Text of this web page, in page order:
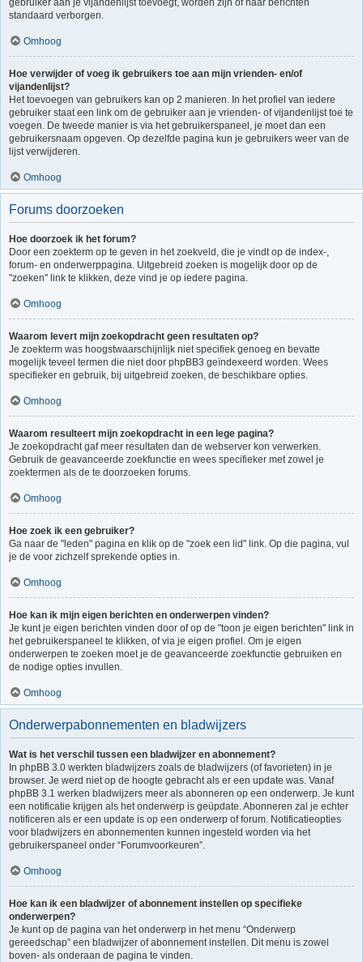
gebruiker aan je vijandenlijst toevoegt, worden zijn of haar berichten
standaard verborgen.
Omhoog
Hoe verwijder of voeg ik gebruikers toe aan mijn vrienden- en/of
vijandenlijst?
Het toevoegen van gebruikers kan op 2 manieren. In het profiel van iedere
gebruiker staat een link om de gebruiker aan je vrienden- of vijandenlijst toe te
voegen. De tweede manier is via het gebruikerspaneel, je moet dan een
gebruikersnaam opgeven. Op dezelfde pagina kun je gebruikers weer van de
lijst verwijderen.
Omhoog
Forums doorzoeken
Hoe doorzoek ik het forum?
Door een zoekterm op te geven in het zoekveld, die je vindt op de index-,
forum- en onderwerppagina. Uitgebreid zoeken is mogelijk door op de
"zoeken" link te klikken, deze vind je op iedere pagina.
Omhoog
Waarom levert mijn zoekopdracht geen resultaten op?
Je zoekterm was hoogstwaarschijnlijk niet specifiek genoeg en bevatte
mogelijk teveel termen die niet door phpBB3 geïndexeerd worden. Wees
specifieker en gebruik, bij uitgebreid zoeken, de beschikbare opties.
Omhoog
Waarom resulteert mijn zoekopdracht in een lege pagina?
Je zoekopdracht gaf meer resultaten dan de webserver kon verwerken.
Gebruik de geavanceerde zoekfunctie en wees specifieker met zowel je
zoektermen als de te doorzoeken forums.
Omhoog
Hoe zoek ik een gebruiker?
Ga naar de "leden" pagina en klik op de "zoek een lid" link. Op die pagina, vul
je de voor zichzelf sprekende opties in.
Omhoog
Hoe kan ik mijn eigen berichten en onderwerpen vinden?
Je kunt je eigen berichten vinden door of op de "toon je eigen berichten" link in
het gebruikerspaneel te klikken, of via je eigen profiel. Om je eigen
onderwerpen te zoeken moet je de geavanceerde zoekfunctie gebruiken en
de nodige opties invullen.
Omhoog
Onderwerpabonnementen en bladwijzers
Wat is het verschil tussen een bladwijzer en abonnement?
In phpBB 3.0 werkten bladwijzers zoals de bladwijzers (of favorieten) in je
browser. Je werd niet op de hoogte gebracht als er een update was. Vanaf
phpBB 3.1 werken bladwijzers meer als abonneren op een onderwerp. Je kunt
een notificatie krijgen als het onderwerp is geüpdate. Abonneren zal je echter
notificeren als er een update is op een onderwerp of forum. Notificatieopties
voor bladwijzers en abonnementen kunnen ingesteld worden via het
gebruikerspaneel onder “Forumvoorkeuren”.
Omhoog
Hoe kan ik een bladwijzer of abonnement instellen op specifieke
onderwerpen?
Je kunt op de pagina van het onderwerp in het menu “Onderwerp
gereedschap” een bladwijzer of abonnement instellen. Dit menu is zowel
boven- als onderaan de pagina te vinden.